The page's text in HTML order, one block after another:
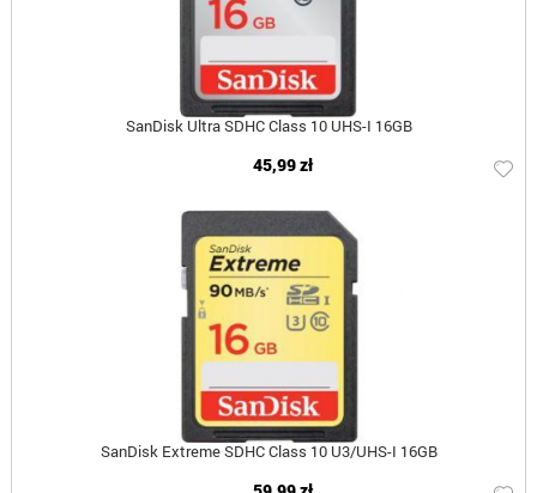
SanDisk Ultra SDHC Class 10 UHS-I 16GB
45,99 zł
SanDisk Extreme SDHC Class 10 U3/UHS-I 16GB